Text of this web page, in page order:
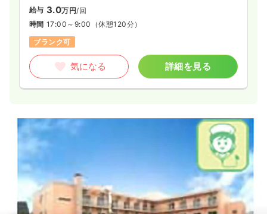
給与 3.0万円/回
時間 17:00～9:00 （休憩120分）
ブランク可
気になる 詳細を見る